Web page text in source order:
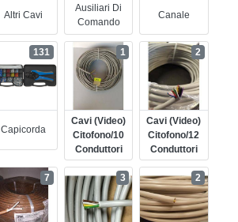
Altri Cavi
Ausiliari Di
Comando
Canale
Capicorda
131
Cavi (video)
Citofono/10
Conduttori
1
Cavi (video)
Citofono/12
Conduttori
2
7 3 2